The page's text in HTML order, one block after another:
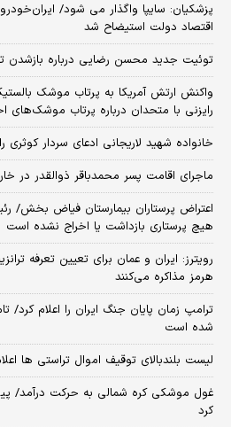
پزشکیان: سایپا واگذار می شود/ ایران‌خودرو
اقتصاد دولت استیضاح شد
توئیت جدید محسن رضایی درباره بازشدن
واکنش ارتش آمریکا به پرتاب موشک
رایزنی با متحدان درباره پرتاب موشک‌های
خانواده شهید لاریجانی ادعای سردار کوثری
ماجرای اقامت پسر محمدباقر ذوالقدر در
اعتراض پرستاران بیمارستان فیاض بخش/
هیچ پرستاری بازداشت یا اخراج نشده است
هرمز مذاکره می‌کنند
ترامپ زمان پایان جنگ ایران را اعلام
شده است
لیست بلندبالای توقیف اموال تراستی ها
غول موشکی کره شمالی به حرکت درآمد/
کرد